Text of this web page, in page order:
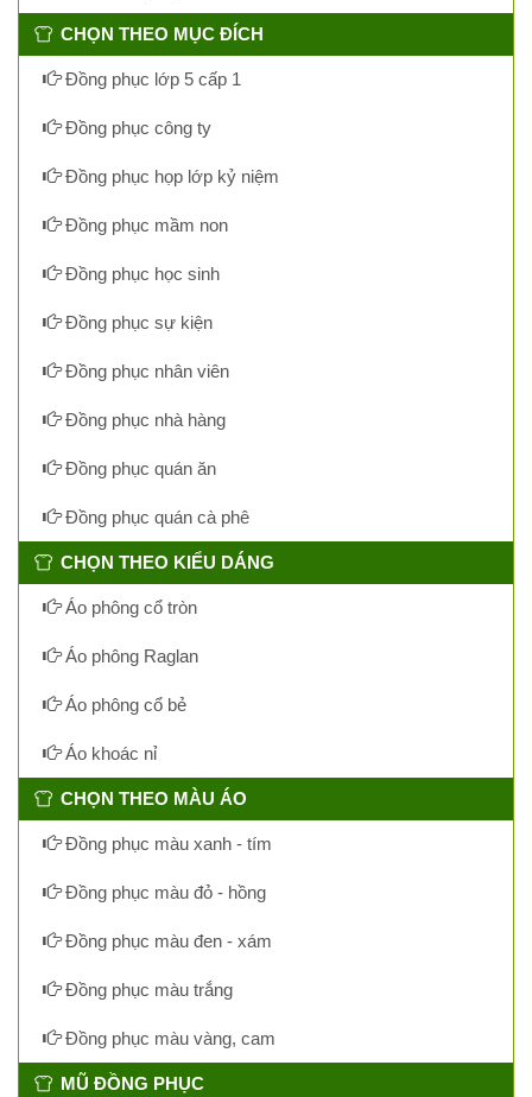
CHỌN THEO MỤC ĐÍCH
Đồng phục lớp 5 cấp 1
Đồng phục công ty
Đồng phục họp lớp kỷ niệm
Đồng phục mầm non
Đồng phục học sinh
Đồng phục sự kiện
Đồng phục nhân viên
Đồng phục nhà hàng
Đồng phục quán ăn
Đồng phục quán cà phê
CHỌN THEO KIỂU DÁNG
Áo phông cổ tròn
Áo phông Raglan
Áo phông cổ bẻ
Áo khoác nỉ
CHỌN THEO MÀU ÁO
Đồng phục màu xanh - tím
Đồng phục màu đỏ - hồng
Đồng phục màu đen - xám
Đồng phục màu trắng
Đồng phục màu vàng, cam
MŨ ĐỒNG PHỤC